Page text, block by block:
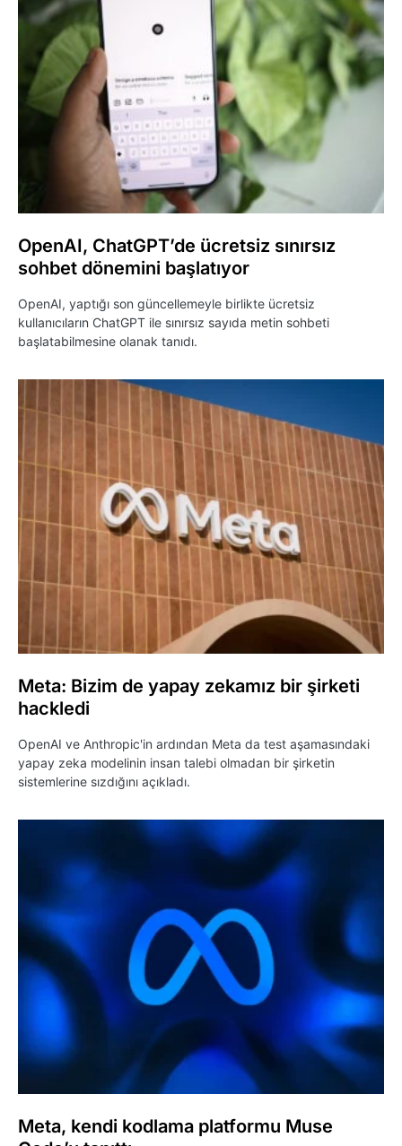
OpenAI, ChatGPT’de ücretsiz sınırsız
sohbet dönemini başlatıyor
OpenAI, yaptığı son güncellemeyle birlikte ücretsiz
kullanıcıların ChatGPT ile sınırsız sayıda metin sohbeti
başlatabilmesine olanak tanıdı.
Meta: Bizim de yapay zekamız bir şirketi
hackledi
OpenAI ve Anthropic'in ardından Meta da test aşamasındaki
yapay zeka modelinin insan talebi olmadan bir şirketin
sistemlerine sızdığını açıkladı.
Meta, kendi kodlama platformu Muse